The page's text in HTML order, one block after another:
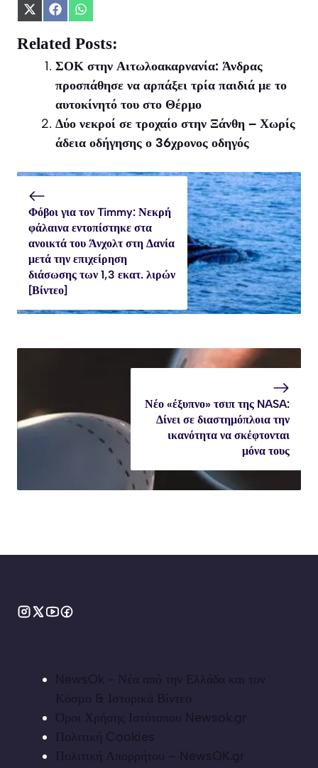
Share
X
(Twitter)
Share
Facebook
Share
WhatsApp
Related Posts:
ΣΟΚ στην Αιτωλοακαρνανία: Άνδρας
προσπάθησε να αρπάξει τρία παιδιά με το
αυτοκίνητό του στο Θέρμο
Δύο νεκροί σε τροχαίο στην Ξάνθη – Χωρίς
άδεια οδήγησης ο 36χρονος οδηγός
Φόβοι για τον Timmy: Νεκρή
φάλαινα εντοπίστηκε στα
ανοικτά του Άνχολτ στη Δανία
μετά την επιχείρηση
διάσωσης των 1,3 εκατ. λιρών
[Βίντεο]
Νέο «έξυπνο» τσιπ της NASA:
Δίνει σε διαστημόπλοια την
ικανότητα να σκέφτονται
μόνα τους
NewsOk - Νέα από την Ελλάδα και τον
Κόσμο & Ιστορικά Βίντεο
Όροι Χρήσης Ιστότοπου Newsok.gr
Πολιτική Cookies
Πολιτική Απορρήτου – NewsOK.gr